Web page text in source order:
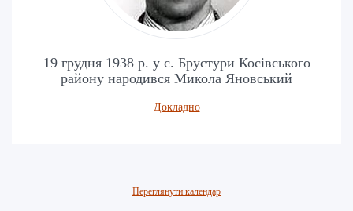
19 грудня 1938 р. у с. Брустури Косівського
району народився Микола Яновський
Докладно
Переглянути календар